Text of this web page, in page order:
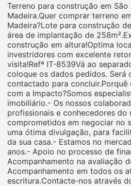
Terreno para construção em São
Madeira.Quer comprar terreno
Madeira?Lote para construção
área de implantação de
construção em altura!Optima
investridores com excelente
visita!Refª IT-8539Vá ao
coloque os dados pedidos. Será
contactado para concluir.Porquê
com a Impacto?Somos
imobiliário.- Os nossos
profissionais e conhecedores do
comprometidos em negociar no
uma ótima divulgação, para
da sua casa.- Estamos no
anos.- Apoio no processo de
Acompanhamento na avaliação
Acompanhamento em todos os
escritura.Contacte-nos através